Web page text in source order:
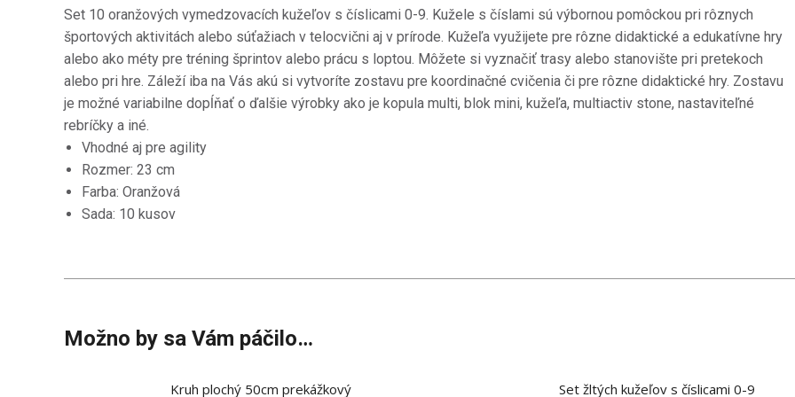
Set 10 oranžových vymedzovacích kužeľov s číslicami 0-9. Kužele s číslami sú výbornou pomôckou pri rôznych
športových aktivitách alebo súťažiach v telocvični aj v prírode. Kužeľa využijete pre rôzne didaktické a edukatívne hry
alebo ako méty pre tréning šprintov alebo prácu s loptou. Môžete si vyznačiť trasy alebo stanovište pri pretekoch
alebo pri hre. Záleží iba na Vás akú si vytvoríte zostavu pre koordinačné cvičenia či pre rôzne didaktické hry. Zostavu
je možné variabilne dopĺňať o ďalšie výrobky ako je kopula multi, blok mini, kužeľa, multiactiv stone, nastaviteľné
rebríčky a iné.
Vhodné aj pre agility
Rozmer: 23 cm
Farba: Oranžová
Sada: 10 kusov
Možno by sa Vám páčilo…
Kruh plochý 50cm prekážkový
Set žltých kužeľov s číslicami 0-9